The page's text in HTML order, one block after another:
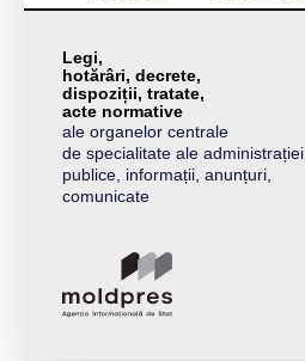
Legi,
hotărâri, decrete,
dispoziții, tratate,
acte normative
ale organelor centrale
de specialitate ale administrației
publice, informații, anunțuri,
comunicate